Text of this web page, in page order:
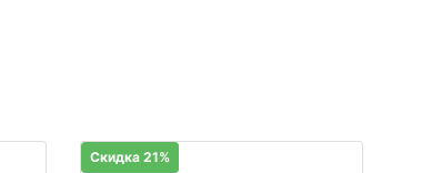
Скидка 21%